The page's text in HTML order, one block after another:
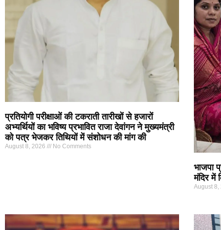
प्रतियोगी परीक्षाओं की टकराती तारीखों से हजारों
अभ्यर्थियों का भविष्य प्रभावित राजा देवांगन ने मुख्यमंत्री
को पत्र भेजकर तिथियों में संशोधन की मांग की
August 8, 2026 No Comments
भाजपा
मंदिर में
August